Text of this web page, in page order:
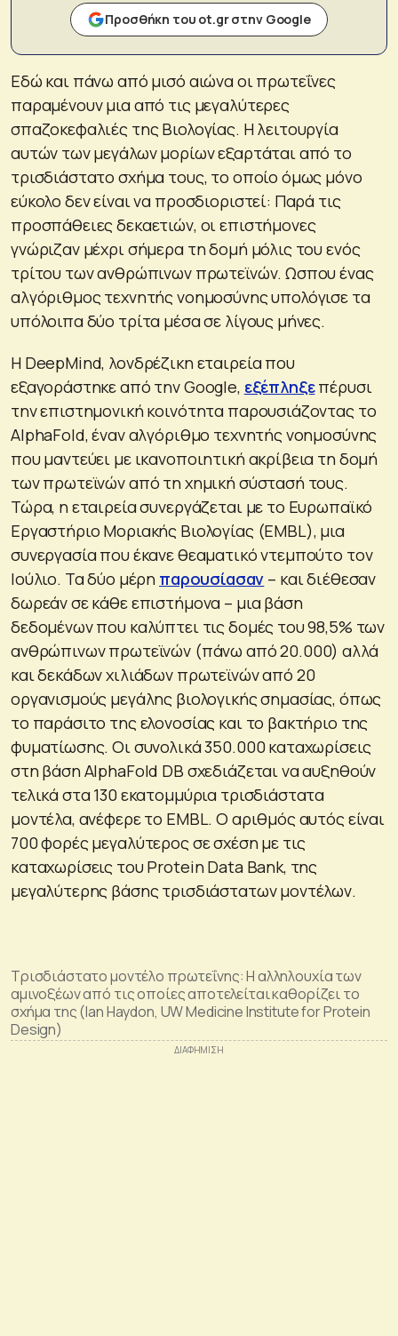
Προσθήκη του ot.gr στην Google
Εδώ και πάνω από μισό αιώνα οι πρωτεΐνες
παραμένουν μια από τις μεγαλύτερες
σπαζοκεφαλιές της Βιολογίας. Η λειτουργία
αυτών των μεγάλων μορίων εξαρτάται από το
τρισδιάστατο σχήμα τους, το οποίο όμως μόνο
εύκολο δεν είναι να προσδιοριστεί: Παρά τις
προσπάθειες δεκαετιών, οι επιστήμονες
γνώριζαν μέχρι σήμερα τη δομή μόλις του ενός
τρίτου των ανθρώπινων πρωτεϊνών. Ωσπου ένας
αλγόριθμος τεχνητής νοημοσύνης υπολόγισε τα
υπόλοιπα δύο τρίτα μέσα σε λίγους μήνες.
Η DeepMind, λονδρέζικη εταιρεία που
εξαγοράστηκε από την Google, εξέπληξεπέρυσι
την επιστημονική κοινότητα παρουσιάζοντας το
AlphaFold, έναν αλγόριθμο τεχνητής νοημοσύνης
που μαντεύει με ικανοποιητική ακρίβεια τη δομή
των πρωτεϊνών από τη χημική σύστασή τους.
Τώρα, η εταιρεία συνεργάζεται με το Ευρωπαϊκό
Εργαστήριο Μοριακής Βιολογίας (EMBL), μια
συνεργασία που έκανε θεαματικό ντεμπούτο τον
Ιούλιο. Τα δύο μέρη παρουσίασαν – και διέθεσαν
δωρεάν σε κάθε επιστήμονα – μια βάση
δεδομένων που καλύπτει τις δομές του 98,5% των
ανθρώπινων πρωτεϊνών (πάνω από 20.000) αλλά
και δεκάδων χιλιάδων πρωτεϊνών από 20
οργανισμούς μεγάλης βιολογικής σημασίας, όπως
το παράσιτο της ελονοσίας και το βακτήριο της
φυματίωσης. Οι συνολικά 350.000 καταχωρίσεις
στη βάση AlphaFold DB σχεδιάζεται να αυξηθούν
τελικά στα 130 εκατομμύρια τρισδιάστατα
μοντέλα, ανέφερε το EMBL. O αριθμός αυτός είναι
700 φορές μεγαλύτερος σε σχέση με τις
καταχωρίσεις του Protein Data Bank, της
μεγαλύτερης βάσης τρισδιάστατων μοντέλων.
Τρισδιάστατο μοντέλο πρωτεΐνης: Η αλληλουχία των
αμινοξέων από τις οποίες αποτελείται καθορίζει το
σχήμα της (Ian Haydon, UW Medicine Institute for Protein
Design)